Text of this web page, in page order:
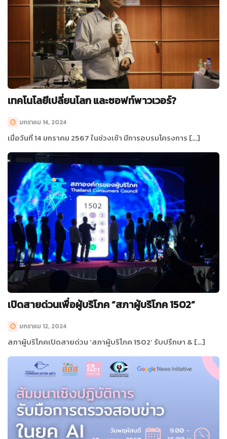
เทคโนโลยีเปลี่ยนโลก และซอฟท์พาวเวอร์?
มกราคม 14, 2024
เมื่อวันที่ 14 มกราคม 2567 ในช่วงเช้า มีการอบรมโครงการ […]
เปิดสายด่วนเพื่อผู้บริโภค “สภาผู้บริโภค 1502”
มกราคม 12, 2024
สภาผู้บริโภคเปิดสายด่วน ‘สภาผู้บริโภค 1502’ รับปรึกษา & […]